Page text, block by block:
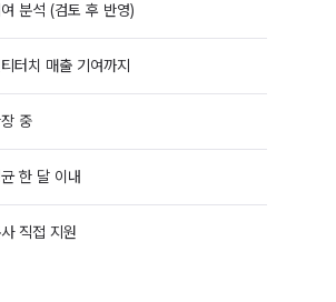
분석 (검토 후 반영)
터치 매출 기여까지
중
한 달 이내
직접 지원